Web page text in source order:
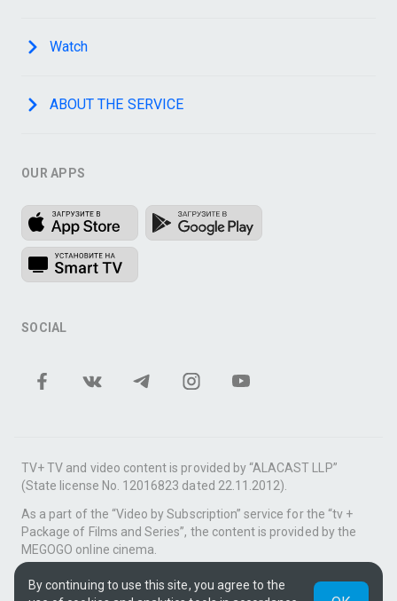
Watch
ABOUT THE SERVICE
OUR APPS
SOCIAL
TV+ TV and video content is provided by “ALACAST LLP”
(State license No. 12016823 dated 22.11.2012).
As a part of the “Video by Subscription” service for the “tv +
Package of Films and Series”, the content is provided by the
MEGOGO online cinema.
Support: tvplus@telecom.kz
By continuing to use this site, you agree to the